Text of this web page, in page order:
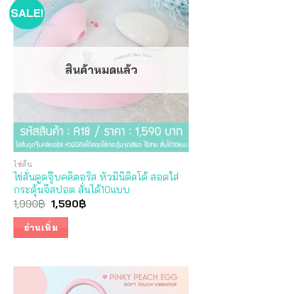
SALE!
สินค้าหมดแล้ว
ไข่สั่น
ไข่สั่นดูดจุ๊บคลิตอริส หัวมินิดิลโด้ สอดใส่
กระตุ้นจีสปอต สั่นได้10แบบ
1,990฿ Original
price
was:
1,990฿.
1,590฿Current
อ่านเพิ่ม